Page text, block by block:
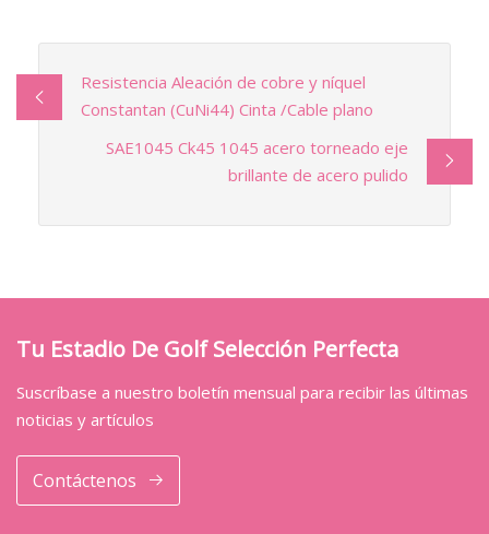
Resistencia Aleación de cobre y níquel
Constantan (CuNi44) Cinta /Cable plano
SAE1045 Ck45 1045 acero torneado eje
brillante de acero pulido
Tu Estadio De Golf Selección Perfecta
Suscríbase a nuestro boletín mensual para recibir las últimas
noticias y artículos
Contáctenos